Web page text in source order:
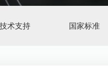
技术支持 国家标准